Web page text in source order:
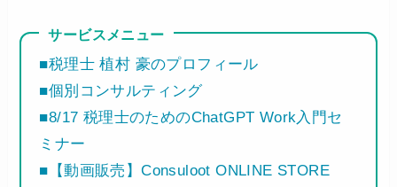
サービスメニュー
■税理士 植村 豪のプロフィール
■個別コンサルティング
■8/17 税理士のためのChatGPT Work入門セ
ミナー
■【動画販売】Consuloot ONLINE STORE